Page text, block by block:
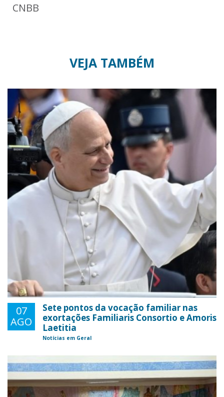
CNBB
VEJA TAMBÉM
07
AGO
Sete pontos da vocação familiar nas
exortações Familiaris Consortio e Amoris
Laetitia
Notícias em Geral